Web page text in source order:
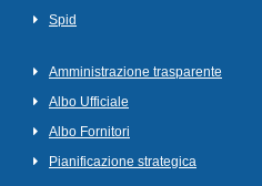
Spid
Amministrazione trasparente
Albo Ufficiale
Albo Fornitori
Pianificazione strategica